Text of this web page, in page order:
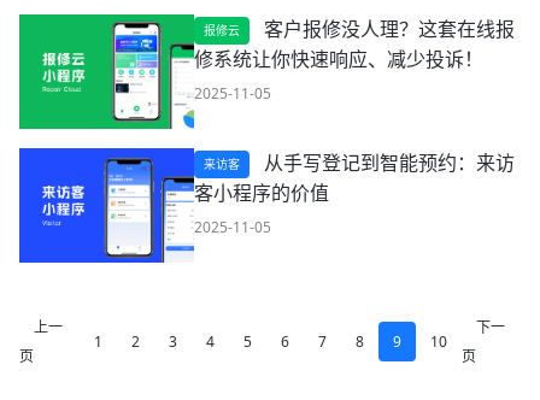
报修云
客户报修没人理？这套在线报
修系统让你快速响应、减少投诉！
2025-11-05
来访客
从手写登记到智能预约：来访
客小程序的价值
2025-11-05
上一
页
1 2 3 4 5 6 7 8 9 10
下一
页